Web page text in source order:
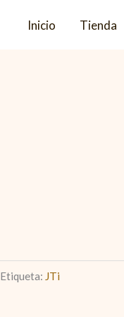
Inicio Tienda
Etiqueta: JTi